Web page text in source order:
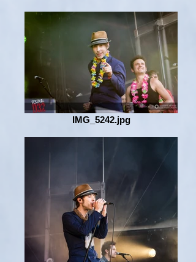
IMG_5242.jpg